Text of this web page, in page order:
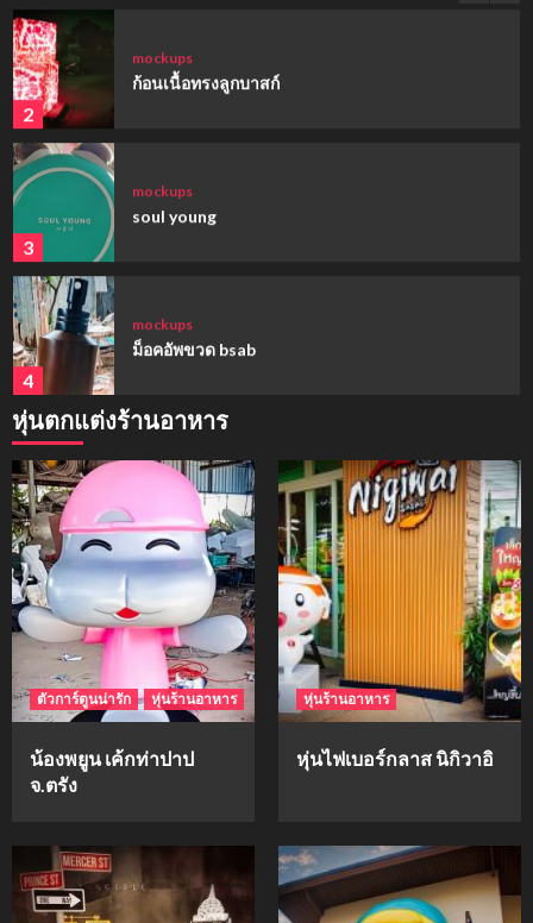
2
mockups
ก้อนเนื้อทรงลูกบาสก์
3
mockups
soul young
4
mockups
ม็อคอัพขวด bsab
5
ม็อคอัพน้ำมันวังว่าน
1
mockups
hi-q
2
mockups
ก้อนเนื้อทรงลูกบาสก์
3
mockups
soul young
หุ่นตกแต่งร้านอาหาร
ตัวการ์ตูนน่ารัก หุ่นร้านอาหาร
น้องพยูน เค้กท่าปาป
จ.ตรัง
หุ่นร้านอาหาร
หุ่นไฟเบอร์กลาส นิกิวาอิ